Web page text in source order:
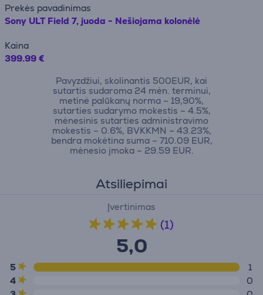
Prekės pavadinimas
Sony ULT Field 7, juoda - Nešiojama kolonėlė
Kaina
399.99 €
Pavyzdžiui, skolinantis 500EUR, kai
sutartis sudaroma 24 mėn. terminui,
metinė palūkanų norma – 19,90%,
sutarties sudarymo mokestis – 4.5%,
mėnesinis sutarties administravimo
mokestis – 0.6%, BVKKMN – 43.23%,
bendra mokėtina suma – 710.09 EUR,
mėnesio įmoka – 29.59 EUR.
Atsiliepimai
Įvertinimas
(1)
5,0
5
1
4
0